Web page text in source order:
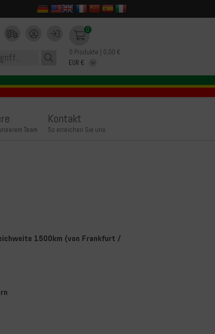
0
0 Produkte | 0,00 €
Team
Kontakt
So erreichen Sie uns
1500km (von Frankfurt /